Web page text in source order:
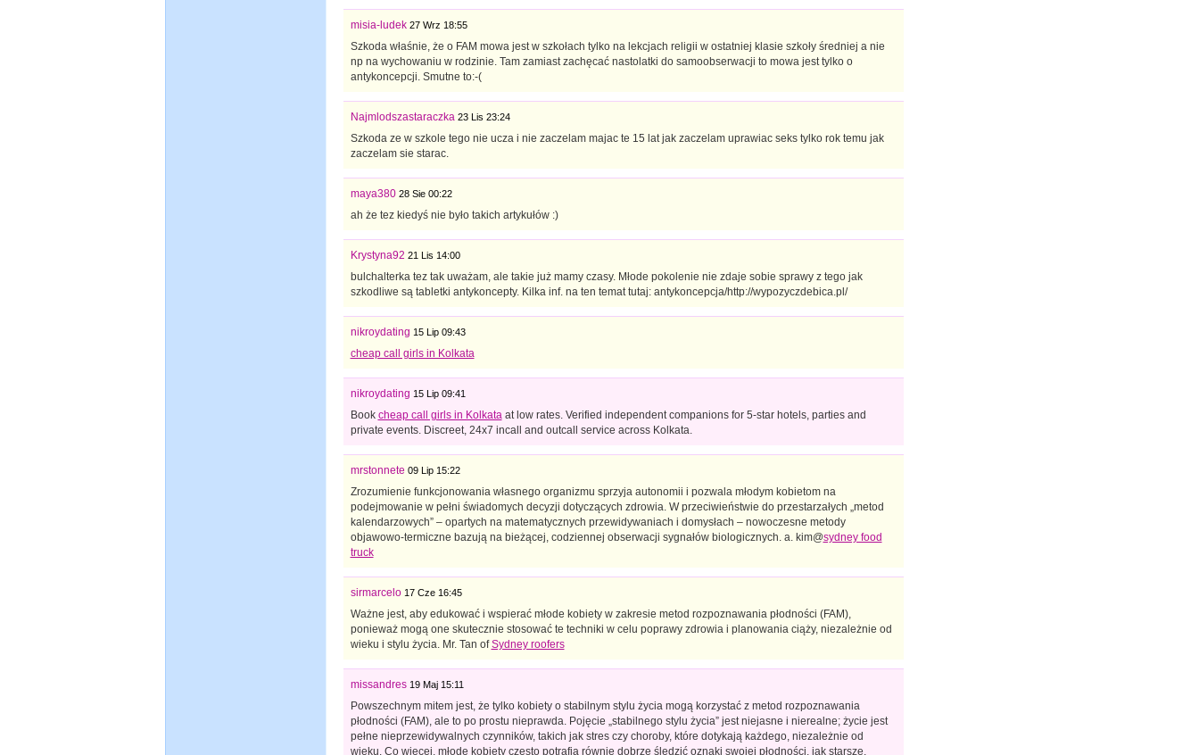
misia-ludek 27 Wrz 18:55
Szkoda właśnie, że o FAM mowa jest w szkołach tylko na lekcjach religii w ostatniej klasie szkoły średniej a nie
np na wychowaniu w rodzinie. Tam zamiast zachęcać nastolatki do samoobserwacji to mowa jest tylko o
antykoncepcji. Smutne to:-(
Najmlodszastaraczka 23 Lis 23:24
Szkoda ze w szkole tego nie ucza i nie zaczelam majac te 15 lat jak zaczelam uprawiac seks tylko rok temu jak
zaczelam sie starac.
maya380 28 Sie 00:22
ah że tez kiedyś nie było takich artykułów :)
Krystyna92 21 Lis 14:00
bulchalterka tez tak uważam, ale takie już mamy czasy. Młode pokolenie nie zdaje sobie sprawy z tego jak
szkodliwe są tabletki antykoncepty. Kilka inf. na ten temat tutaj: antykoncepcja/http://wypozyczdebica.pl/
nikroydating 15 Lip 09:43
cheap call girls in Kolkata
nikroydating 15 Lip 09:41
Book cheap call girls in Kolkata at low rates. Verified independent companions for 5-star hotels, parties and
private events. Discreet, 24x7 incall and outcall service across Kolkata.
mrstonnete 09 Lip 15:22
Zrozumienie funkcjonowania własnego organizmu sprzyja autonomii i pozwala młodym kobietom na
podejmowanie w pełni świadomych decyzji dotyczących zdrowia. W przeciwieństwie do przestarzałych „metod
kalendarzowych” – opartych na matematycznych przewidywaniach i domysłach – nowoczesne metody
objawowo-termiczne bazują na bieżącej, codziennej obserwacji sygnałów biologicznych. a. kim@sydney food
truck
sirmarcelo 17 Cze 16:45
Ważne jest, aby edukować i wspierać młode kobiety w zakresie metod rozpoznawania płodności (FAM),
ponieważ mogą one skutecznie stosować te techniki w celu poprawy zdrowia i planowania ciąży, niezależnie od
wieku i stylu życia. Mr. Tan ofSydney roofers
missandres 19 Maj 15:11
Powszechnym mitem jest, że tylko kobiety o stabilnym stylu życia mogą korzystać z metod rozpoznawania
płodności (FAM), ale to po prostu nieprawda. Pojęcie „stabilnego stylu życia” jest niejasne i nierealne; życie jest
pełne nieprzewidywalnych czynników, takich jak stres czy choroby, które dotykają każdego, niezależnie od
wieku. Co więcej, młode kobiety często potrafią równie dobrze śledzić oznaki swojej płodności, jak starsze,